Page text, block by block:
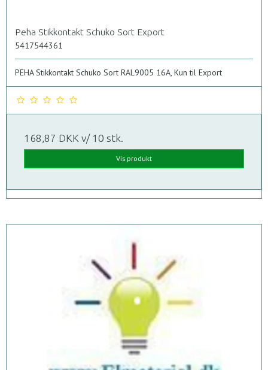
Peha Stikkontakt Schuko Sort Export
5417544361
PEHA Stikkontakt Schuko Sort RAL9005 16A, Kun til Export
168,87 DKK v/ 10 stk.
Vis produkt